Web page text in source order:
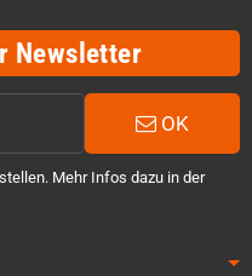
Newsletter
OK
Mehr Infos dazu in der